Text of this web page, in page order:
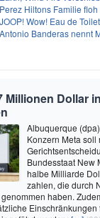
Perez Hiltons Familie floh kurz vor
JOOP! Wow! Eau de Toilette for
Antonio Banderas nennt
Millionen Dollar
Albuquerque
Konzern Meta soll
Bundesstaat New
halbe Milliarde
zahlen, die durch
haben.
Einschränkungen